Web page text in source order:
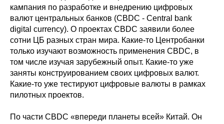
кампания по разработке и внедрению цифровых
валют центральных банков (CBDC - Central bank
digital currency). О проектах CBDC заявили более
сотни ЦБ разных стран мира. Какие-то Центробанки
только изучают возможность применения CBDC, в
том числе изучая зарубежный опыт. Какие-то уже
заняты конструированием своих цифровых валют.
Какие-то уже тестируют цифровые валюты в рамках
пилотных проектов.
По части CBDC «впереди планеты всей» Китай. Он